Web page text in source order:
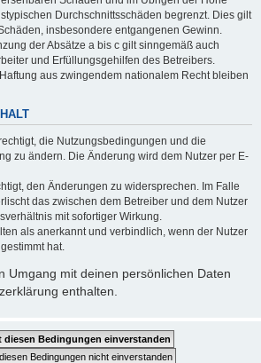
Durchschnittsschäden begrenzt. Dies gilt
insbesondere entgangenen Gewinn.
der Absätze a bis c gilt sinngemäß auch
und Erfüllungsgehilfen des Betreibers.
aus zwingendem nationalem Recht bleiben
die Nutzungsbedingungen und die
zu ändern. Die Änderung wird dem Nutzer per E-
den Änderungen zu widersprechen. Im Falle
das zwischen dem Betreiber und dem Nutzer
mit sofortiger Wirkung.
als anerkannt und verbindlich, wenn der Nutzer
hat.
Umgang mit deinen persönlichen Daten
enthalten.